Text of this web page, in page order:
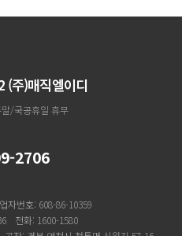
주)매직엘이디
말/국공휴일 휴무
2706
자번호: 608-86-10359
전화: 1600-1580